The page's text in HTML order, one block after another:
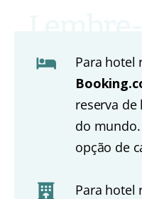
Para hotel
reserva
do
opção de
Para hotel